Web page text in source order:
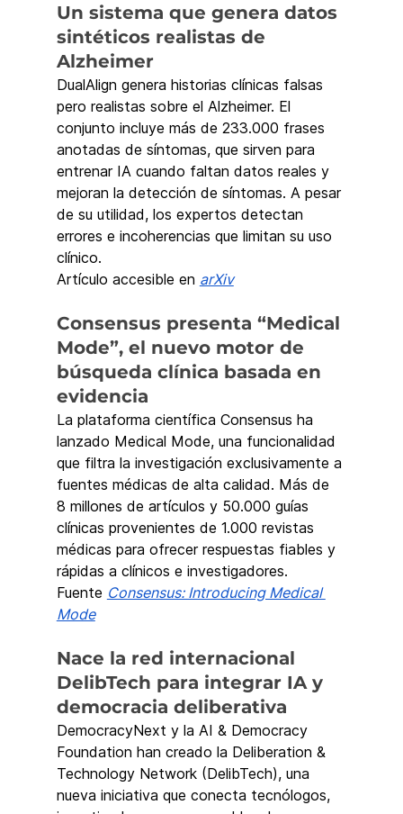
Un sistema que genera datos
sintéticos realistas de
Alzheimer
DualAlign genera historias clínicas falsas
pero realistas sobre el Alzheimer. El
conjunto incluye más de 233.000 frases
anotadas de síntomas, que sirven para
entrenar IA cuando faltan datos reales y
mejoran la detección de síntomas. A pesar
de su utilidad, los expertos detectan
errores e incoherencias que limitan su uso
clínico.
Artículo accesible en arXiv
Consensus presenta “Medical
Mode”, el nuevo motor de
búsqueda clínica basada en
evidencia
La plataforma científica Consensus ha
lanzado Medical Mode, una funcionalidad
que filtra la investigación exclusivamente a
fuentes médicas de alta calidad. Más de
8 millones de artículos y 50.000 guías
clínicas provenientes de 1.000 revistas
médicas para ofrecer respuestas fiables y
rápidas a clínicos e investigadores.
Fuente Consensus: Introducing Medical
Mode
Nace la red internacional
DelibTech para integrar IA y
democracia deliberativa
DemocracyNext y la AI & Democracy
Foundation han creado la Deliberation &
Technology Network (DelibTech), una
nueva iniciativa que conecta tecnólogos,